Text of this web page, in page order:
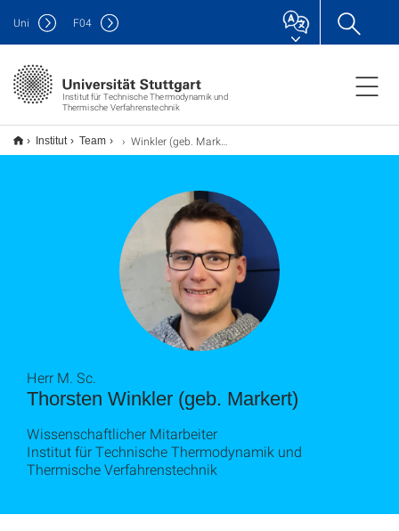
Institut für Technische Thermodynamik und
Thermische Verfahrenstechnik
Uni F04
Institut Team Winkler (geb. Markert), Thorsten
Thorsten Winkler (geb. Markert)
Herr M. Sc.
Wissenschaftlicher Mitarbeiter
Institut für Technische Thermodynamik und
Thermische Verfahrenstechnik